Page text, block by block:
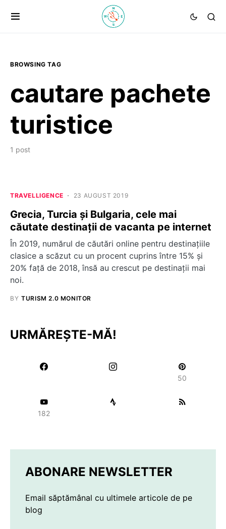
BROWSING TAG
cautare pachete
turistice
1 post
TRAVELLIGENCE 23 AUGUST 2019
Grecia, Turcia și Bulgaria, cele mai
căutate destinații de vacanta pe internet
În 2019, numărul de căutări online pentru destinațiile
clasice a scăzut cu un procent cuprins între 15% și
20% față de 2018, însă au crescut pe destinații mai
noi.
BY TURISM 2.0 MONITOR
URMĂREȘTE-MĂ!
50
182
ABONARE NEWSLETTER
Email săptămânal cu ultimele articole de pe
blog